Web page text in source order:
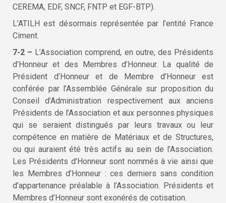
CEREMA, EDF, SNCF, FNTP et EGF-BTP).
L’ATILH est désormais représentée par l’entité France
Ciment.
7-2 – L’Association comprend, en outre, des Présidents
d’Honneur et des Membres d’Honneur. La qualité de
Président d’Honneur et de Membre d’Honneur est
conférée par l’Assemblée Générale sur proposition du
Conseil d’Administration respectivement aux anciens
Présidents de l’Association et aux personnes physiques
qui se seraient distingués par leurs travaux ou leur
compétence en matière de Matériaux et de Structures,
ou qui auraient été très actifs au sein de l’Association.
Les Présidents d’Honneur sont nommés à vie ainsi que
les Membres d’Honneur : ces derniers sans condition
d’appartenance préalable à l’Association. Présidents et
Membres d’Honneur sont exonérés de cotisation.